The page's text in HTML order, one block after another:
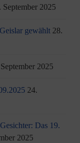
September 2025
gewählt 28.
2025
24.
Das 19.
2025